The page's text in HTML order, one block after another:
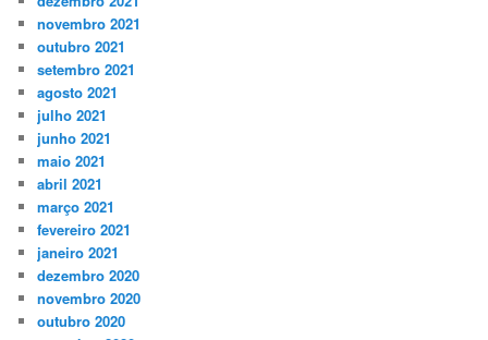
novembro 2021
outubro 2021
setembro 2021
agosto 2021
julho 2021
junho 2021
maio 2021
abril 2021
março 2021
fevereiro 2021
janeiro 2021
dezembro 2020
novembro 2020
outubro 2020